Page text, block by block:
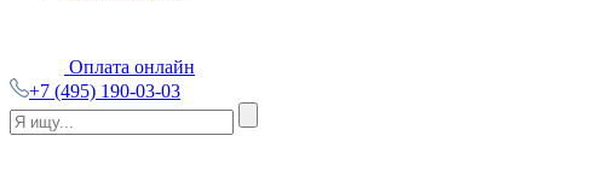
Оплата онлайн
+7 (495) 190-03-03